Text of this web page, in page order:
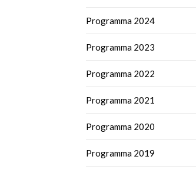
Programma 2024
Programma 2023
Programma 2022
Programma 2021
Programma 2020
Programma 2019